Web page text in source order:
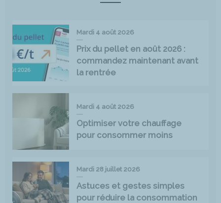
Mardi 4 août 2026
Prix du pellet en août 2026 :
commandez maintenant avant
la rentrée
Mardi 4 août 2026
Optimiser votre chauffage
pour consommer moins
Mardi 28 juillet 2026
Astuces et gestes simples
pour réduire la consommation